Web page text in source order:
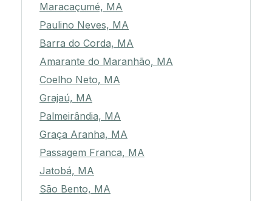
Maracaçumé, MA
Paulino Neves, MA
Barra do Corda, MA
Amarante do Maranhão, MA
Coelho Neto, MA
Grajaú, MA
Palmeirândia, MA
Graça Aranha, MA
Passagem Franca, MA
Jatobá, MA
São Bento, MA